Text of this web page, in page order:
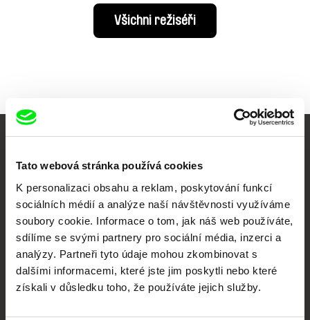
Tato webová stránka používá cookies
K personalizaci obsahu a reklam, poskytování funkcí
sociálních médií a analýze naší návštěvnosti využíváme
soubory cookie. Informace o tom, jak náš web používáte,
sdílíme se svými partnery pro sociální média, inzerci a
analýzy. Partneři tyto údaje mohou zkombinovat s
dalšími informacemi, které jste jim poskytli nebo které
získali v důsledku toho, že používáte jejich služby.
Všichni režiséři
dokumentární kino
Nové festivalové filmy
každý týden
Portál DAFilms.cz je výsledkem tvůrčí spolupráce 7 klíčových evropských
festivalů dokumentárního filmu sdružených do Doc Alliance. Naším cílem je
posouvat hranice dokumentárního filmu, propagovat jeho rozmanitost a